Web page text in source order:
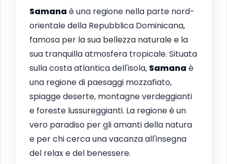
Samana è una regione nella parte nord-
orientale della Repubblica Dominicana,
famosa per la sua bellezza naturale e la
sua tranquilla atmosfera tropicale. Situata
sulla costa atlantica dell'isola, Samana è
una regione di paesaggi mozzafiato,
spiagge deserte, montagne verdeggianti
e foreste lussureggianti. La regione è un
vero paradiso per gli amanti della natura
e per chi cerca una vacanza all'insegna
del relax e del benessere.